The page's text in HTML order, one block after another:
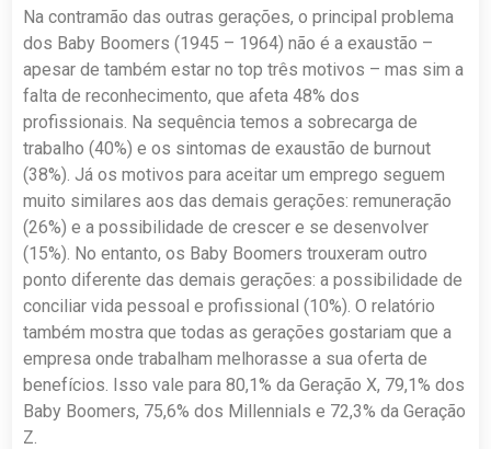
Na contramão das outras gerações, o principal problema
dos Baby Boomers (1945 – 1964) não é a exaustão –
apesar de também estar no top três motivos – mas sim a
falta de reconhecimento, que afeta 48% dos
profissionais. Na sequência temos a sobrecarga de
trabalho (40%) e os sintomas de exaustão de burnout
(38%). Já os motivos para aceitar um emprego seguem
muito similares aos das demais gerações: remuneração
(26%) e a possibilidade de crescer e se desenvolver
(15%). No entanto, os Baby Boomers trouxeram outro
ponto diferente das demais gerações: a possibilidade de
conciliar vida pessoal e profissional (10%). O relatório
também mostra que todas as gerações gostariam que a
empresa onde trabalham melhorasse a sua oferta de
benefícios. Isso vale para 80,1% da Geração X, 79,1% dos
Baby Boomers, 75,6% dos Millennials e 72,3% da Geração
Z.